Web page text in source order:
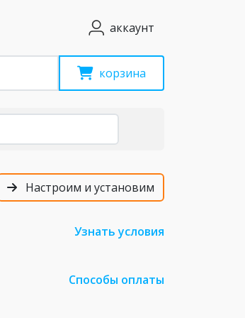
аккаунт
корзина
Настроим и установим
Узнать условия
Способы оплаты